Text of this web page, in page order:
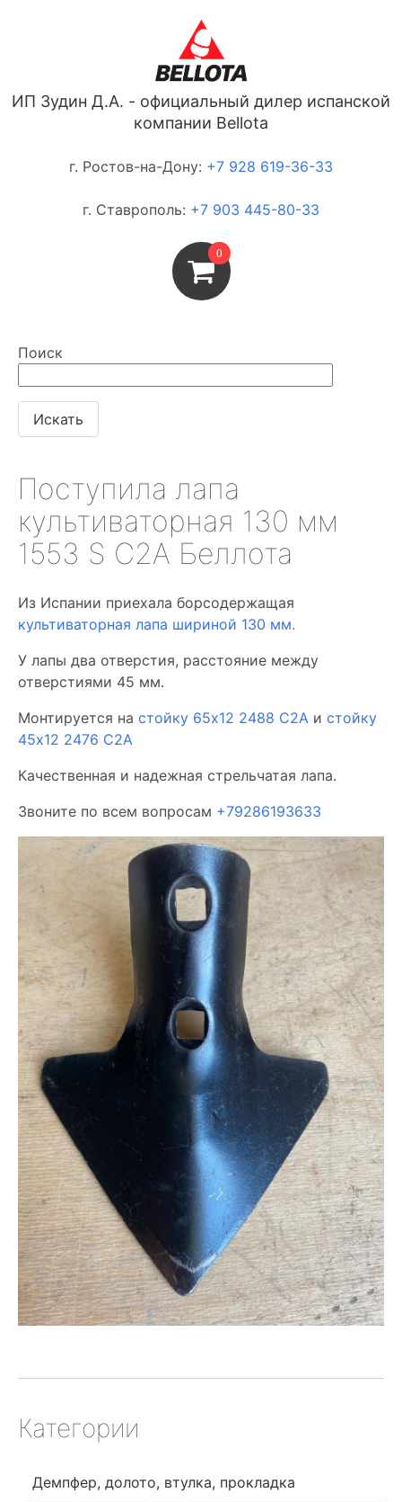
ИП Зудин Д.А. - официальный дилер испанской
компании Bellota
г. Ростов-на-Дону: +7 928 619-36-33
г. Ставрополь: +7 903 445-80-33
0
Поиск
Поступила лапа
культиваторная 130 мм
1553 S C2A Беллота
Из Испании приехала борсодержащая
культиваторная лапа шириной 130 мм.
У лапы два отверстия, расстояние между
отверстиями 45 мм.
Монтируется на стойку 65х12 2488 С2А и стойку
45х12 2476 С2А
Качественная и надежная стрельчатая лапа.
Звоните по всем вопросам +79286193633
Категории
Демпфер, долото, втулка, прокладка